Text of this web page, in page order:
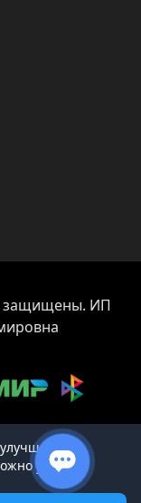
защищены. ИП
узнать в